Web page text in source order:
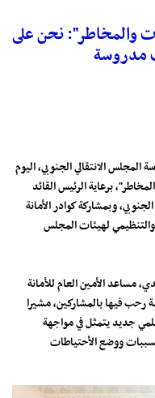
والمخاطر": نحن على
مدروسة
المجلس الانتقالي الجنوبي، اليوم
برعاية الرئيس القائد
وبمشاركة كوادر الأمانة
لهيئات المجلس
مساعد الأمين العام للأمانة
رحب فيها بالمشاركين، مشيرا
علمي جديد يتمثل في مواجهة
ووضع الأحتياطات